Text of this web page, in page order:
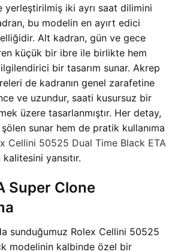
yerleştirilmiş iki ayrı saat dilimini
bu modelin en ayırt edici
Alt kadran, gün ve gece
küçük bir ibre ile birlikte hem
bir tasarım sunar. Akrep
de kadranın genel zarafetine
ve uzundur, saati kusursuz bir
üzere tasarlanmıştır. Her detay,
sunar hem de pratik kullanıma
Cellini 50525 Dual Time Black ETA
yansıtır.
Super Clone
sunduğumuz Rolex Cellini 50525
modelinin kalbinde özel bir